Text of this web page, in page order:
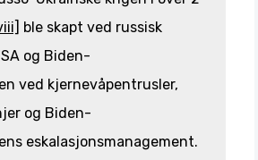
ble skapt ved russisk
og Biden-
ved kjernevåpentrusler,
og Biden-
eskalasjonsmanagement.